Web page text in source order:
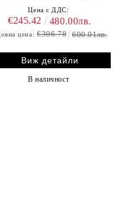
Цена с ДДС:
€245.42 480.00лв.
цена: €306.78 600.01лв.
Виж детайли
В наличност